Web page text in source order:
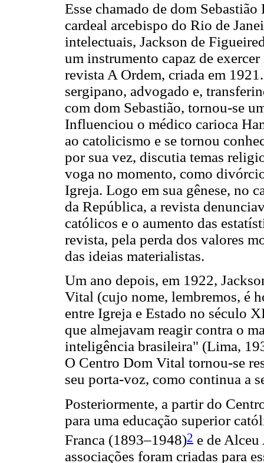
Esse chamado de dom
cardeal arcebispo do Rio de
intelectuais, Jackson de
um instrumento capaz de
revista A Ordem, criada em
sergipano, advogado e,
com dom Sebastião, tornou-se
Influenciou o médico carioca
ao catolicismo e se tornou
por sua vez, discutia temas
voga no momento, como
Igreja. Logo em sua gênese, no
da República, a revista
católicos e o aumento das
revista, pela perda dos valores
das ideias materialistas.
Um ano depois, em 1922,
Vital (cujo nome, lembremos, é
entre Igreja e Estado no século
que almejavam reagir contra o
inteligência brasileira" (Lima,
O Centro Dom Vital tornou-se
seu porta-voz, como continua a
Posteriormente, a partir do
para uma educação superior
Franca (1893–1948)2 e de
associações foram criadas para